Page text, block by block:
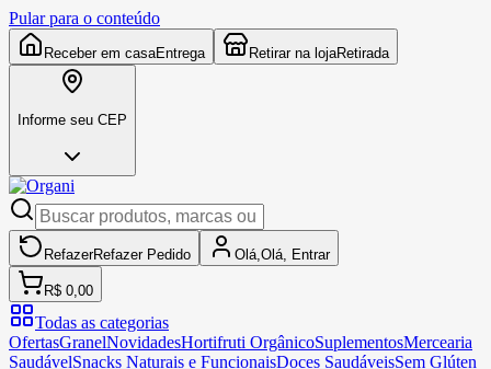
Pular para o conteúdo
Receber em casaEntrega Retirar na lojaRetirada
Informe seu CEP
RefazerRefazer Pedido Olá, Olá, Entrar
R$ 0,00
Todas as categorias
OfertasGranelNovidadesHortifruti OrgânicoSuplementosMercearia
SaudávelSnacks Naturais e FuncionaisDoces SaudáveisSem Glúten